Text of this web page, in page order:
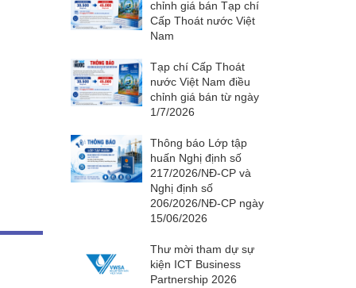
chỉnh giá bán Tạp chí
Cấp Thoát nước Việt
Nam
Tạp chí Cấp Thoát
nước Việt Nam điều
chỉnh giá bán từ ngày
1/7/2026
Thông báo Lớp tập
huấn Nghị định số
217/2026/NĐ-CP và
Nghị định số
206/2026/NĐ-CP ngày
15/06/2026
Thư mời tham dự sự
kiện ICT Business
Partnership 2026